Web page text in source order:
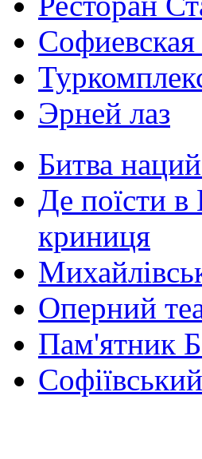
Эрней лаз
Битва
Де поїсти в
криниця
Оперний
Пам'ятник